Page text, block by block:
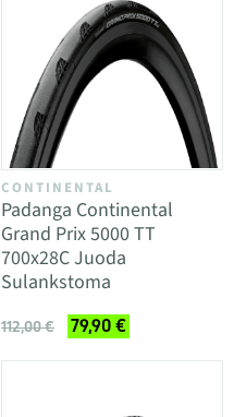
CONTINENTAL
Padanga Continental
Grand Prix 5000 TT
700x28C Juoda
Sulankstoma
112,00 € 79,90 €